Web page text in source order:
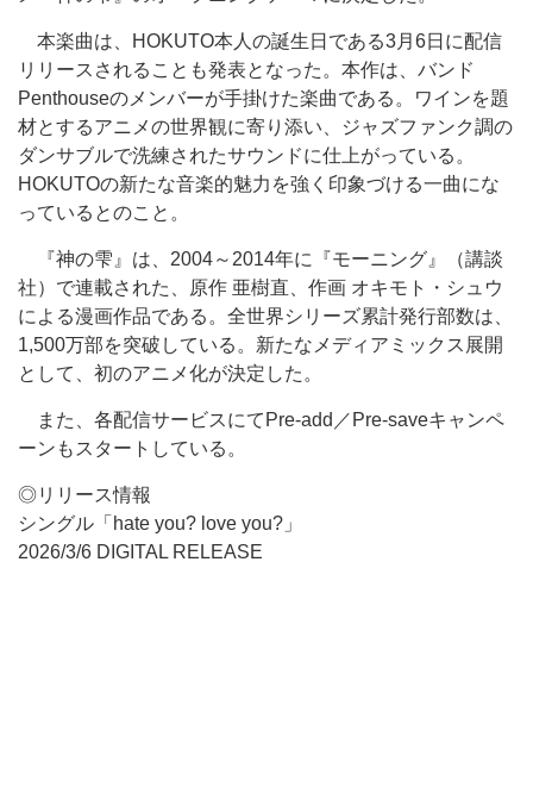
本楽曲は、HOKUTO本人の誕生日である3月6日に配信
リリースされることも発表となった。本作は、バンド
Penthouseのメンバーが手掛けた楽曲である。ワインを題
材とするアニメの世界観に寄り添い、ジャズファンク調の
ダンサブルで洗練されたサウンドに仕上がっている。
HOKUTOの新たな音楽的魅力を強く印象づける一曲にな
っているとのこと。
『神の雫』は、2004～2014年に『モーニング』（講談
社）で連載された、原作 亜樹直、作画 オキモト・シュウ
による漫画作品である。全世界シリーズ累計発行部数は、
1,500万部を突破している。新たなメディアミックス展開
として、初のアニメ化が決定した。
また、各配信サービスにてPre-add／Pre-saveキャンペ
ーンもスタートしている。
◎リリース情報
シングル「hate you? love you?」
2026/3/6 DIGITAL RELEASE